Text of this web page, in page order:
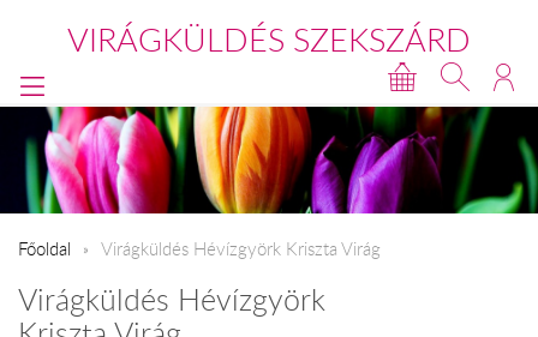
VIRÁGKÜLDÉS SZEKSZÁRD
Főoldal Virágküldés Hévízgyörk Kriszta Virág
Virágküldés Hévízgyörk